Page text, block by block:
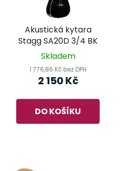
Akustická kytara
Stagg SA20D 3/4 BK
Skladem
1 776,86 Kč bez DPH
2 150 Kč
DO KOŠÍKU